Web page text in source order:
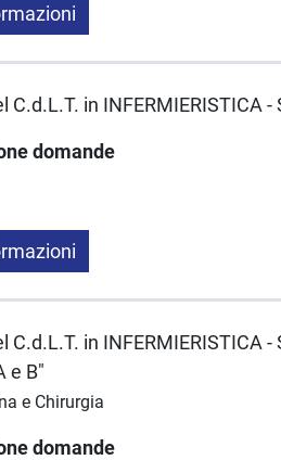
in INFERMIERISTICA -
domande
in INFERMIERISTICA
e B"
e Chirurgia
domande